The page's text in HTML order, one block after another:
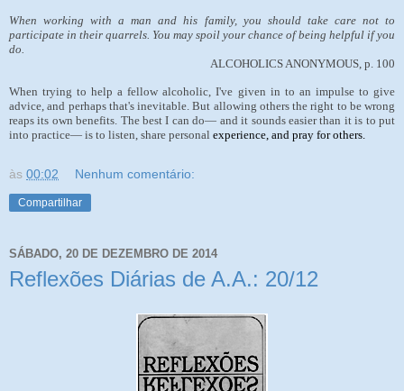
When working with a man and his family, you should take care not to
participate in their quarrels. You may spoil your chance of being helpful if you
do.
ALCOHOLICS ANONYMOUS, p. 100
When trying to help a fellow alcoholic, I've given in to an impulse to give
advice, and perhaps that's inevitable. But allowing others the right to be wrong
reaps its own benefits. The best I can do— and it sounds easier than it is to put
into practice— is to listen, share personal experience, and pray for others.
às 00:02 Nenhum comentário:
Compartilhar
SÁBADO, 20 DE DEZEMBRO DE 2014
Reflexões Diárias de A.A.: 20/12